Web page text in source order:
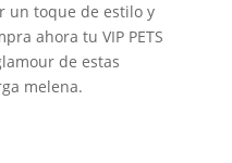
un toque de estilo y
ahora tu VIP PETS
de estas
melena.